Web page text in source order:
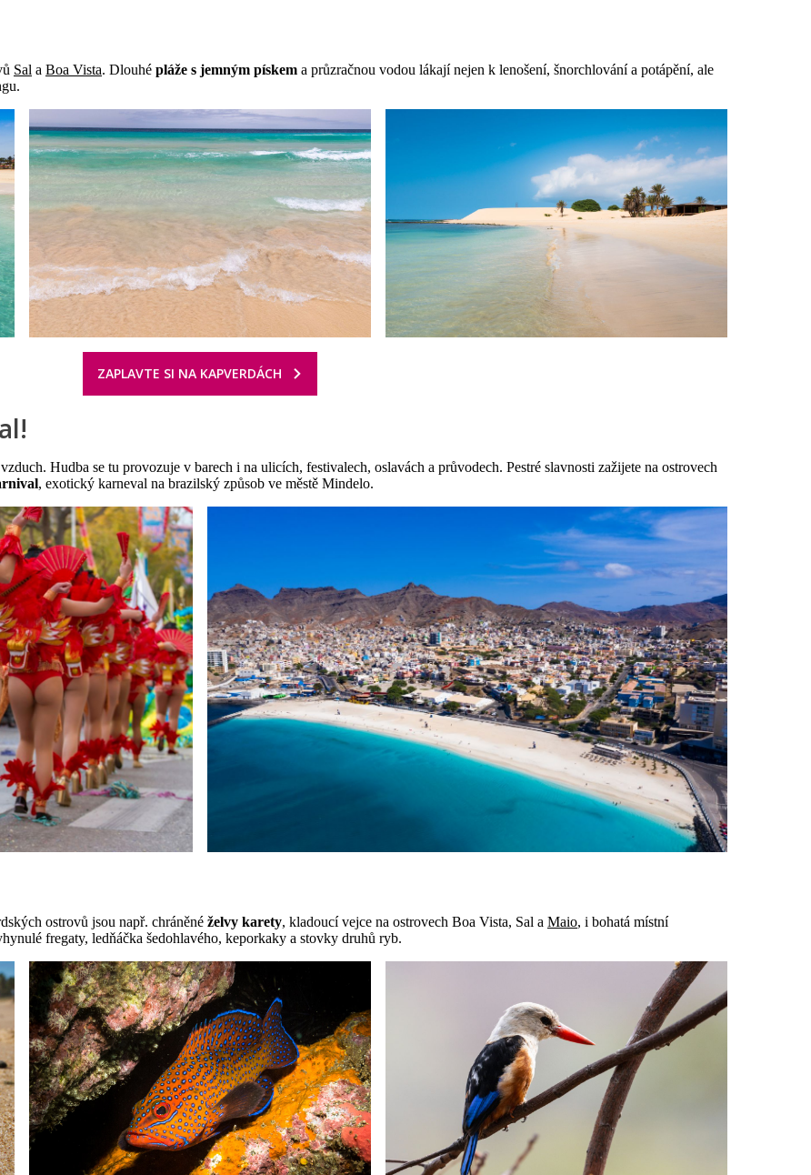
Sal a Boa Vista. Dlouhé pláže s jemným pískem a průzračnou vodou lákají nejen k lenošení, šnorchlování a potápění, ale
ZAPLAVTE SI NA KAPVERDÁCH
Hudba se tu provozuje v barech i na ulicích, festivalech, oslavách a průvodech. Pestré slavnosti zažijete na ostrovech
, exotický karneval na brazilský způsob ve městě Mindelo.
ostrovů jsou např. chráněné želvy karety, kladoucí vejce na ostrovech Boa Vista, Sal a Maio, i bohatá místní
fregaty, ledňáčka šedohlavého, keporkaky a stovky druhů ryb.